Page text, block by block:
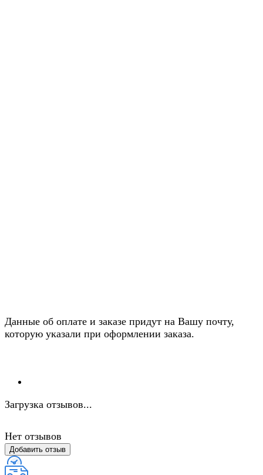
Данные об оплате и заказе придут на Вашу почту,
которую указали при оформлении заказа.
Загрузка отзывов...
Нет отзывов
Добавить отзыв